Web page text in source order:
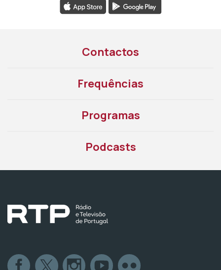
Contactos
Frequências
Programas
Podcasts